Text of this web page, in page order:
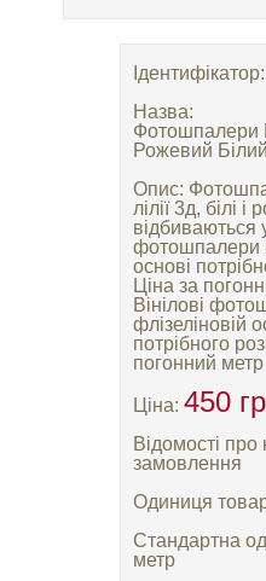
Назва:
Фотошпалери
Рожевий
Опис:
лілії 3д, білі і
відбиваються
фотошпалери
основі
Ціна за
Вінілові
флізеліновій
потрібного
погонний метр
Ціна:
Відомості про
замовлення
Одиниця
Стандартна
метр